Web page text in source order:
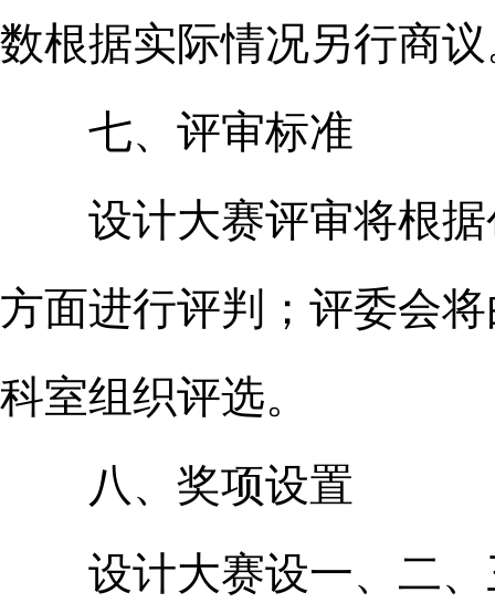
数根据实际情况另行商
七、评审标准
设计大赛评审将根据
方面进行评判；评委会
科室组织评选。
八、奖项设置
设计大赛设一、二、